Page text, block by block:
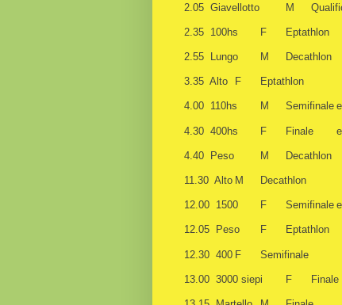
2.05 Giavellotto M
2.35 100hs F Eptathlon
2.55 Lungo M Decathlon
3.35 Alto F Eptathlon
4.00 110hs M Semifinale
4.30 400hs F Finale
4.40 Peso M Decathlon
11.30 Alto M Decathlon
12.00 1500 F Semifinale
12.05 Peso F Eptathlon
12.30 400 F Semifinale
13.00 3000 siepi F Finale